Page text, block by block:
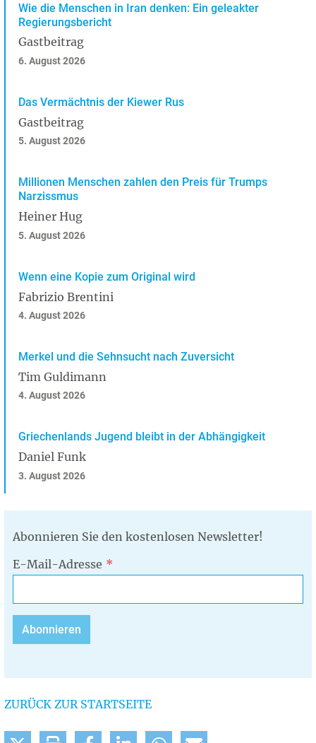
Wie die Menschen in Iran denken: Ein geleakter
Regierungsbericht
Gastbeitrag
6. August 2026
Das Vermächtnis der Kiewer Rus
Gastbeitrag
5. August 2026
Millionen Menschen zahlen den Preis für Trumps
Narzissmus
Heiner Hug
5. August 2026
Wenn eine Kopie zum Original wird
Fabrizio Brentini
4. August 2026
Merkel und die Sehnsucht nach Zuversicht
Tim Guldimann
4. August 2026
Griechenlands Jugend bleibt in der Abhängigkeit
Daniel Funk
3. August 2026
Abonnieren Sie den kostenlosen Newsletter!
E-Mail-Adresse
ZURÜCK ZUR STARTSEITE